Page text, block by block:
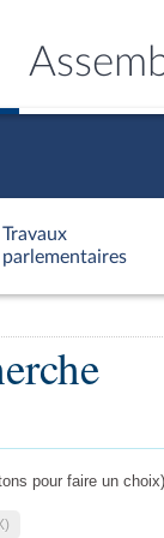
Travaux
parlementaires
pour faire un choix)